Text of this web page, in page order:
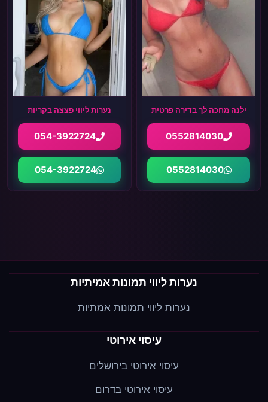
ילנה מחכה לך בדירה פרטית
0552814030
0552814030
נערות ליווי פצצה בקריות
054-3922724
054-3922724
נערות ליווי תמונות אמיתיות
נערות ליווי תמונות אמתיות
עיסוי אירוטי
עיסוי אירוטי בירושלים
עיסוי אירוטי בדרום